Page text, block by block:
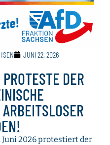
JUNI 22, 2026
DER
2026 protestiert der